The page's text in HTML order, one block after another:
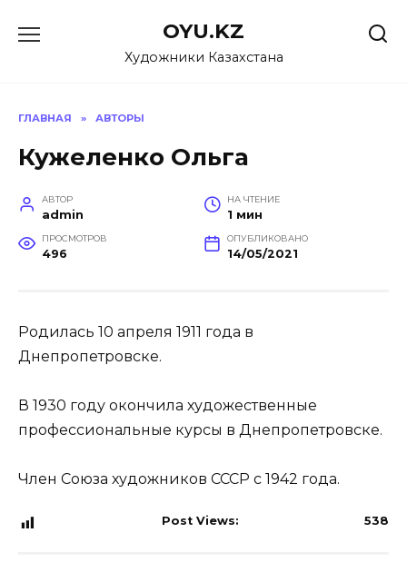
OYU.KZ
Художники Казахстана
ГЛАВНАЯ » АВТОРЫ
Кужеленко Ольга
АВТОР
admin
НА ЧТЕНИЕ
1 мин
ПРОСМОТРОВ
496
ОПУБЛИКОВАНО
14/05/2021
Родилась 10 апреля 1911 года в
Днепропетровске.
В 1930 году окончила художественные
профессиональные курсы в Днепропетровске.
Член Союза художников СССР с 1942 года.
Post Views: 538